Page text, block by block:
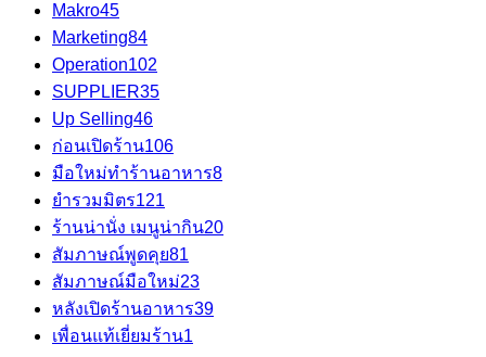
Makro45
Marketing84
Operation102
SUPPLIER35
Up Selling46
ก่อนเปิดร้าน106
มือใหม่ทำร้านอาหาร8
ยำรวมมิตร121
ร้านน่านั่ง เมนูน่ากิน20
สัมภาษณ์พูดคุย81
สัมภาษณ์มือใหม่23
หลังเปิดร้านอาหาร39
เพื่อนแท้เยี่ยมร้าน1